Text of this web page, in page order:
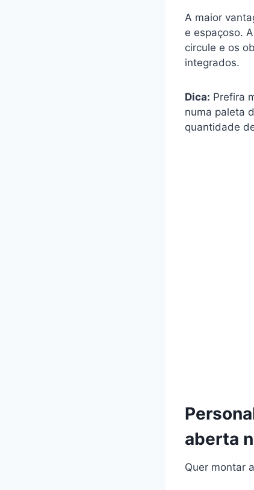
A maior
e espaçoso.
circule e os
integrados.
Dica: Prefira
numa paleta
quantidade
aberta
Quer montar